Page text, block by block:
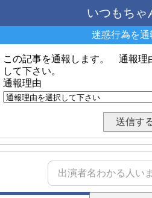
いつもちゃ
迷惑行為を通
この記事を通報します。 通報理
して下さい。
通報理由
出演者名わかる人い